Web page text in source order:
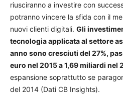
riusciranno a investire con
potranno vincere la sfida con il
nuovi clienti digitali. Gli
tecnologia applicata al settore
anno sono cresciuti del 27%,
euro nel 2015 a 1,69 miliardi nel
espansione soprattutto se
del 2014 (Dati CB Insights).